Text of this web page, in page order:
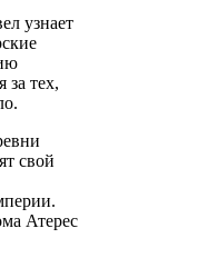
узнает
за тех,
свой
Атерес